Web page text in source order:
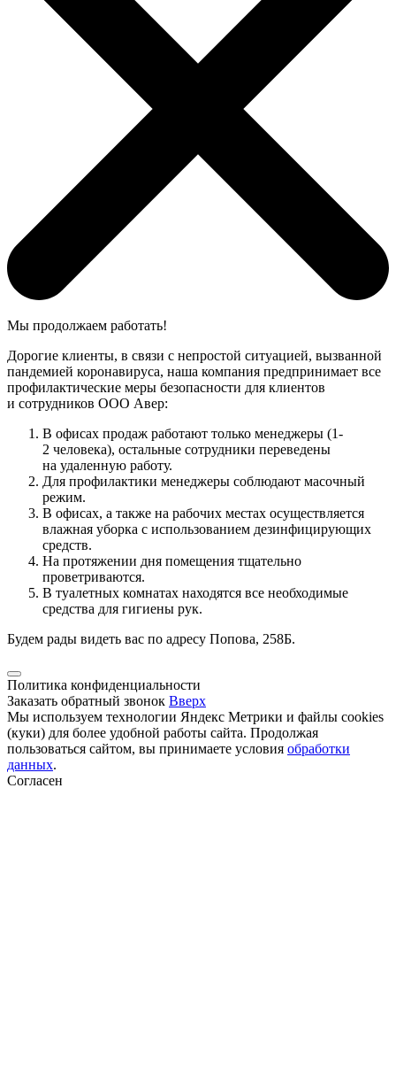
Мы продолжаем работать!
Дорогие клиенты, в связи с непростой ситуацией, вызванной
пандемией коронавируса, наша компания предпринимает все
профилактические меры безопасности для клиентов
и сотрудников ООО Авер:
В офисах продаж работают только менеджеры (1-
2 человека), остальные сотрудники переведены
на удаленную работу.
Для профилактики менеджеры соблюдают масочный
режим.
В офисах, а также на рабочих местах осуществляется
влажная уборка с использованием дезинфицирующих
средств.
На протяжении дня помещения тщательно
проветриваются.
В туалетных комнатах находятся все необходимые
средства для гигиены рук.
Будем рады видеть вас по адресу Попова, 258Б.
Политика конфиденциальности
Заказать обратный звонок Вверх
Мы используем технологии Яндекс Метрики и файлы cookies
(куки) для более удобной работы сайта. Продолжая
пользоваться сайтом, вы принимаете условия обработки
данных.
Согласен